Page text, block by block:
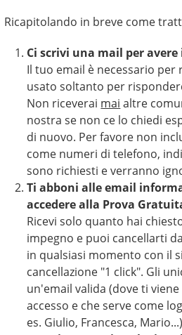
Ricapitolando in breve come
Ci scrivi una mail per
Il tuo email è necessario
usato soltanto per
Non riceverai mai altre
nostra se non ce lo chiedi
di nuovo. Per favore non
come numeri di telefono,
sono richiesti e verranno
Ti abboni alle email
accedere alla Prova
Ricevi solo quanto hai
impegno e puoi cancellarti
in qualsiasi momento con il
cancellazione "1 click". Gli
un'email valida (dove ti
accesso e che serve come
es. Giulio, Francesca,